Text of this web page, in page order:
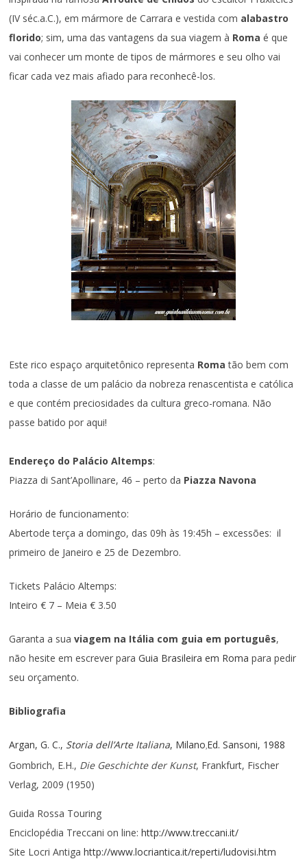
(IV séc.a.C.), em mármore de Carrara e vestida com alabastro
florido; sim, uma das vantagens da sua viagem à Roma é que
vai conhecer um monte de tipos de mármores e seu olho vai
ficar cada vez mais afiado para reconhecê-los.
Este rico espaço arquitetônico representa Roma tão bem com
toda a classe de um palácio da nobreza renascentista e católica
e que contém preciosidades da cultura greco-romana. Não
passe batido por aqui!
Endereço do Palácio Altemps:
Piazza di Sant’Apollinare, 46 – perto da Piazza Navona
Horário de funcionamento:
Abertode terça a domingo, das 09h às 19:45h – excessões: il
primeiro de Janeiro e 25 de Dezembro.
Tickets Palácio Altemps:
Inteiro € 7 – Meia € 3.50
Garanta a suaviagem na Itália com guia em português,
não hesite em escrever paraGuia Brasileira em Roma para pedir
seu orçamento.
Bibliografia
Argan, G. C., Storia dell’Arte Italiana, Milano Ed. Sansoni, 1988
Gombrich, E.H., Die Geschichte der Kunst, Frankfurt, Fischer
Verlag, 2009 (1950)
Guida Rossa Touring
Enciclopédia Treccani on line:http://www.treccani.it/
Site Locri Antigahttp://www.locriantica.it/reperti/ludovisi.htm